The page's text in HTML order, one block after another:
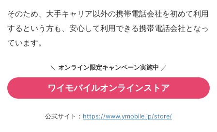
そのため、大手キャリア以外の携帯電話会社を初めて利用
するという方も、安心して利用できる携帯電話会社となっ
ています。
＼ オンライン限定キャンペーン実施中 ／
ワイモバイルオンラインストア
公式サイト： https://www.ymobile.jp/store/